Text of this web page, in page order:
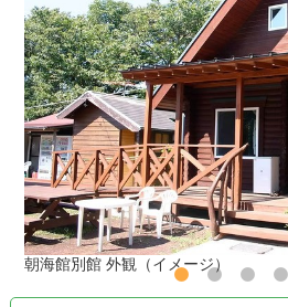
朝海館別館 外観（イメージ）